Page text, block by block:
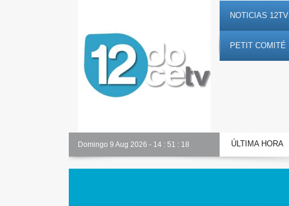
NOTICIAS 12TV
PETIT COMITÉ
Domingo 9 Aug 2026 - 14 : 51 : 19 ÚLTIMA HORA
Alicante Actualidad